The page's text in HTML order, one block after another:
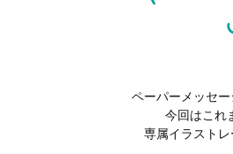
ペーパーメッセ
今回はこれ
専属イラスト